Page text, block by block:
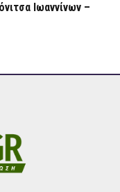
Ιωαννίνων –